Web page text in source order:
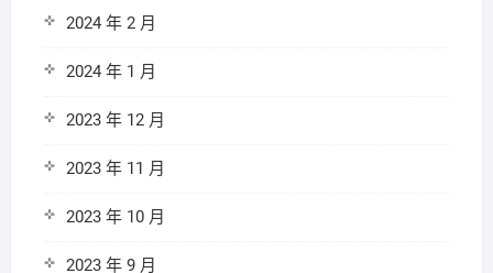
2024 年 2 月
2024 年 1 月
2023 年 12 月
2023 年 11 月
2023 年 10 月
2023 年 9 月